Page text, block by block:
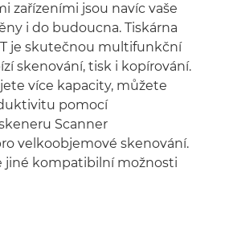
zařízeními jsou navíc vaše
i do budoucna. Tiskárna
T je skutečnou multifunkční
skenování, tisk i kopírování.
více kapacity, můžete
pomocí
Scanner
velkoobjemové skenování.
jiné kompatibilní možnosti